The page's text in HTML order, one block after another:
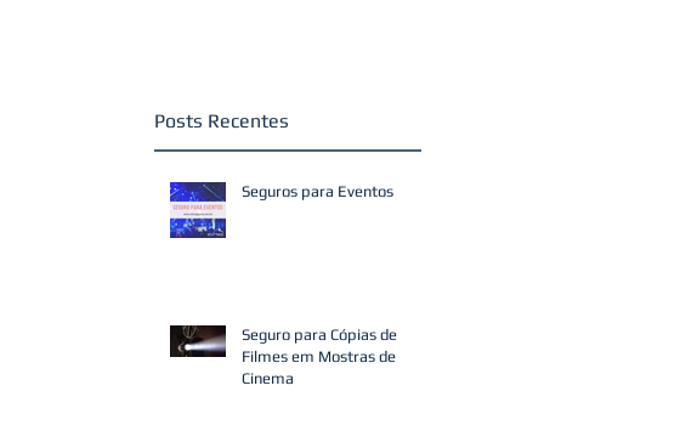
Posts Recentes
Seguros para Eventos
Seguro para Cópias de
Filmes em Mostras de
Cinema